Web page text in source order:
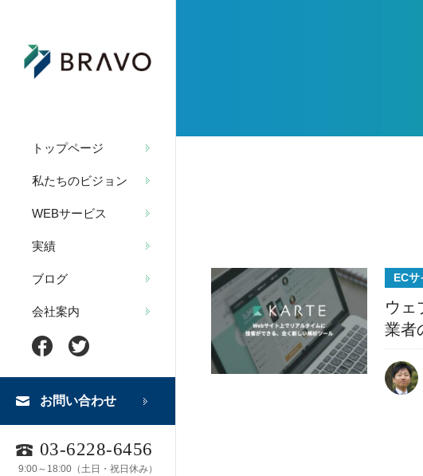
トップページ
私たちのビジョン
WEBサービス
実績
ブログ
会社案内
お問い合わせ
03-6228-6456
9:00～18:00（土日・祝日休み）
ECサ
ウェ
業者